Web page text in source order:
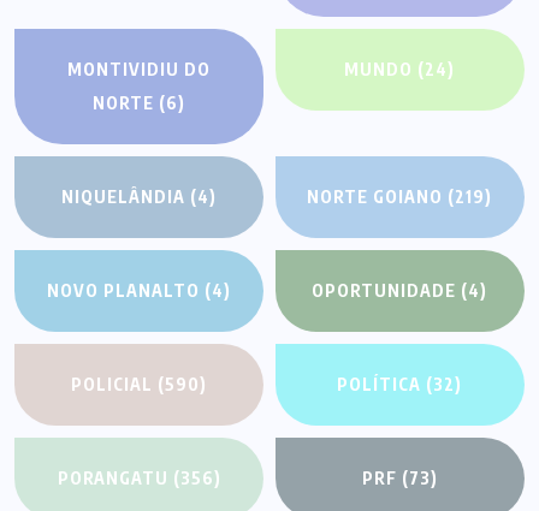
MONTIVIDIU DO
NORTE (6)
MUNDO (24)
NIQUELÂNDIA (4) NORTE GOIANO (219)
NOVO PLANALTO (4) OPORTUNIDADE (4)
POLICIAL (590) POLÍTICA (32)
PORANGATU (356) PRF (73)